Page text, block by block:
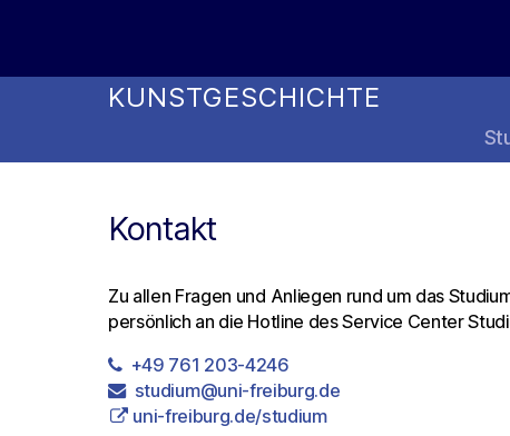
KUNSTGESCHICHTE
Kontakt
Zu allen Fragen und Anliegen rund um das
persönlich an die Hotline des Service Center
+49 761 203-4246
studium@uni-freiburg.de
uni-freiburg.de/studium